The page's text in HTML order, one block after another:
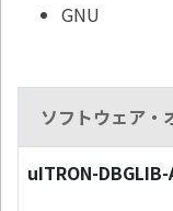
GNU
ソフトウェア・
uITRON-DBGLIB-